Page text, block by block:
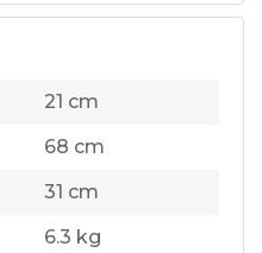
21 cm
68 cm
31 cm
6.3 kg